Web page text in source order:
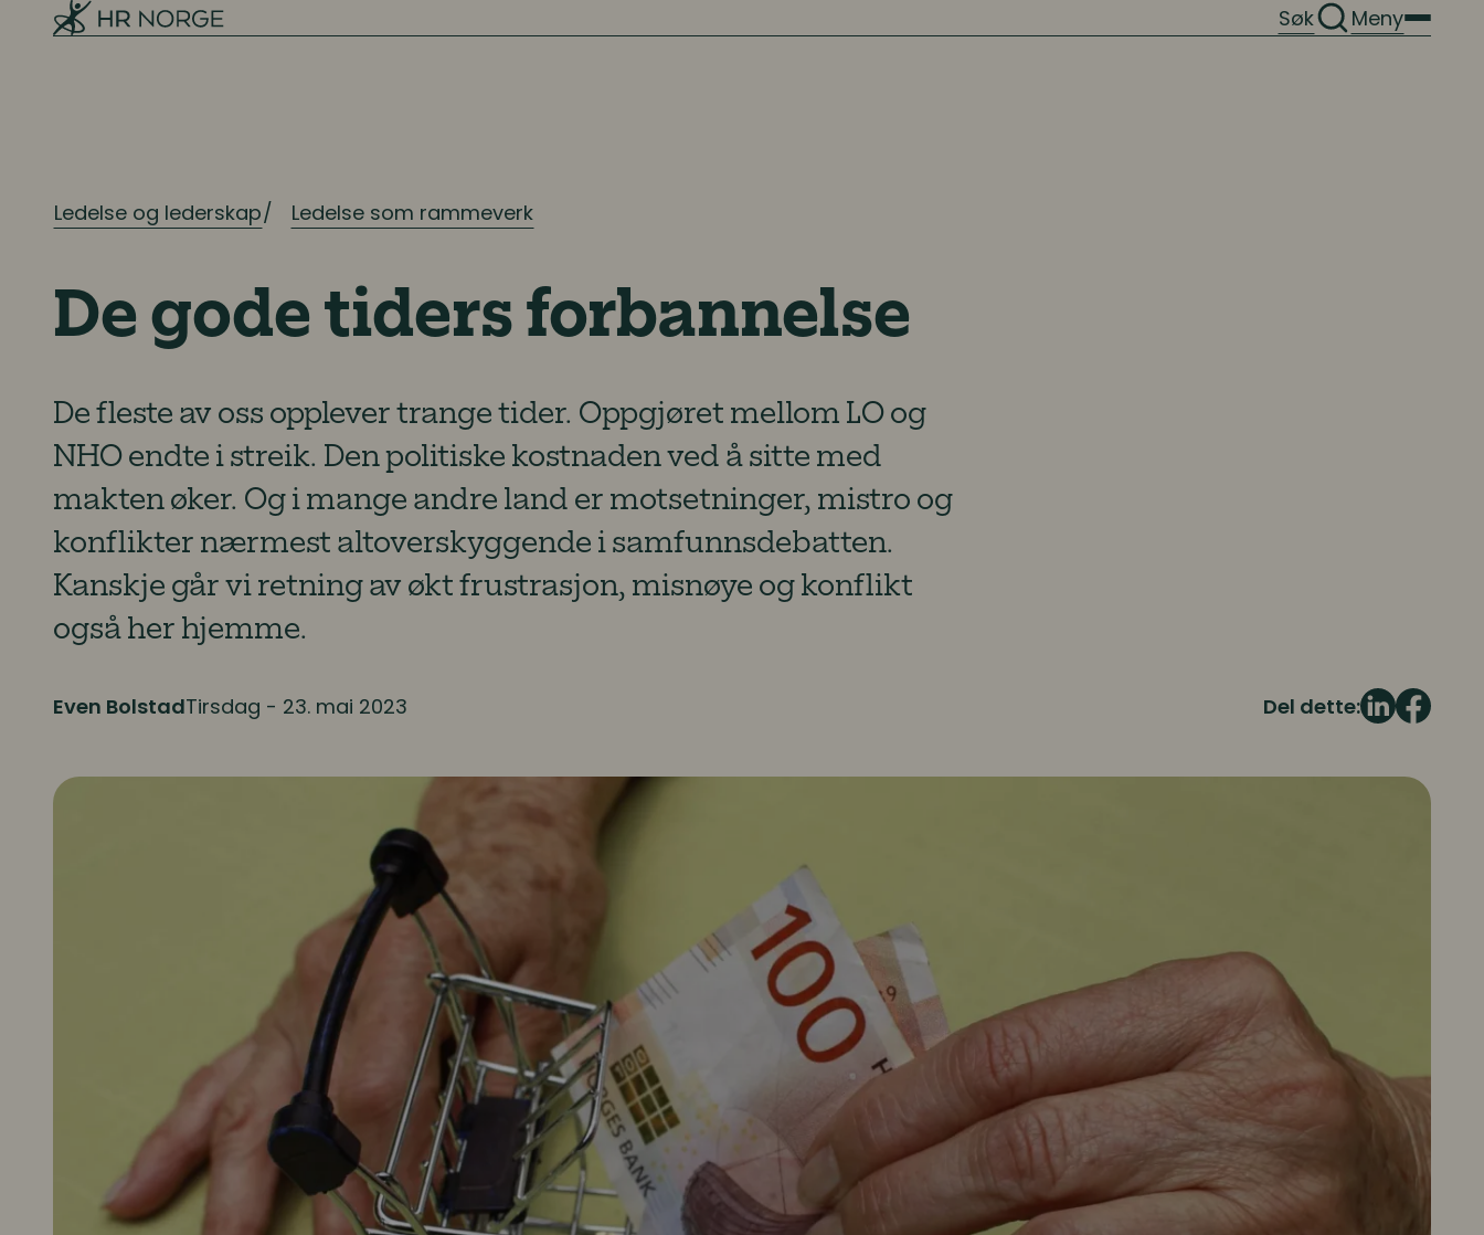
Søk Meny
Ledelse og lederskap Ledelse som rammeverk
De gode tiders forbannelse
De fleste av oss opplever trange tider. Oppgjøret mellom LO og
NHO endte i streik. Den politiske kostnaden ved å sitte med
makten øker. Og i mange andre land er motsetninger, mistro og
konflikter nærmest altoverskyggende i samfunnsdebatten.
Kanskje går vi retning av økt frustrasjon, misnøye og konflikt
også her hjemme.
Even BolstadTirsdag - 23. mai 2023 Del dette: